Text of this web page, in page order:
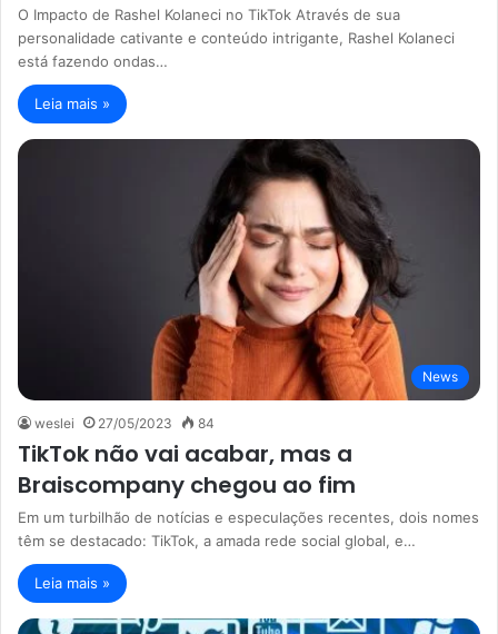
O Impacto de Rashel Kolaneci no TikTok Através de sua
personalidade cativante e conteúdo intrigante, Rashel Kolaneci
está fazendo ondas…
Leia mais »
News
weslei 27/05/2023 84
TikTok não vai acabar, mas a
Braiscompany chegou ao fim
Em um turbilhão de notícias e especulações recentes, dois nomes
têm se destacado: TikTok, a amada rede social global, e…
Leia mais »